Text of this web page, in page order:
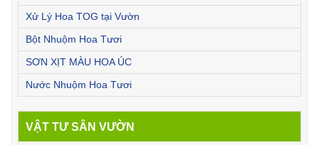
Xử Lý Hoa TOG tại Vườn
Bột Nhuộm Hoa Tươi
SƠN XỊT MÀU HOA ÚC
Nước Nhuộm Hoa Tươi
VẬT TƯ SÂN VƯỜN